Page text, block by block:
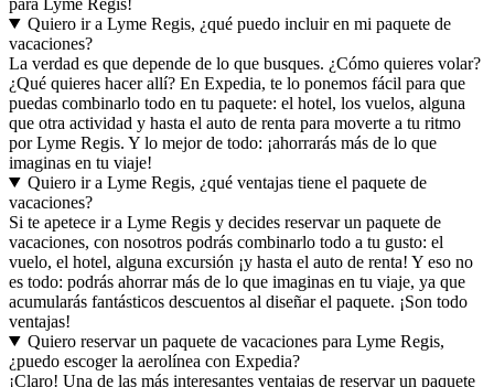
Quiero ir a Lyme Regis, ¿qué puedo incluir en mi paquete de
vacaciones?
La verdad es que depende de lo que busques. ¿Cómo quieres volar?
¿Qué quieres hacer allí? En Expedia, te lo ponemos fácil para que
puedas combinarlo todo en tu paquete: el hotel, los vuelos, alguna
que otra actividad y hasta el auto de renta para moverte a tu ritmo
por Lyme Regis. Y lo mejor de todo: ¡ahorrarás más de lo que
imaginas en tu viaje!
Quiero ir a Lyme Regis, ¿qué ventajas tiene el paquete de
vacaciones?
Si te apetece ir a Lyme Regis y decides reservar un paquete de
vacaciones, con nosotros podrás combinarlo todo a tu gusto: el
vuelo, el hotel, alguna excursión ¡y hasta el auto de renta! Y eso no
es todo: podrás ahorrar más de lo que imaginas en tu viaje, ya que
acumularás fantásticos descuentos al diseñar el paquete. ¡Son todo
ventajas!
Quiero reservar un paquete de vacaciones para Lyme Regis,
¿puedo escoger la aerolínea con Expedia?
¡Claro! Una de las más interesantes ventajas de reservar un paquete